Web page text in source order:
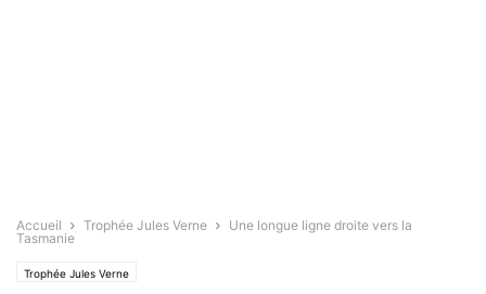
Accueil Trophée Jules Verne
Une longue ligne droite vers la
Tasmanie
Trophée Jules Verne